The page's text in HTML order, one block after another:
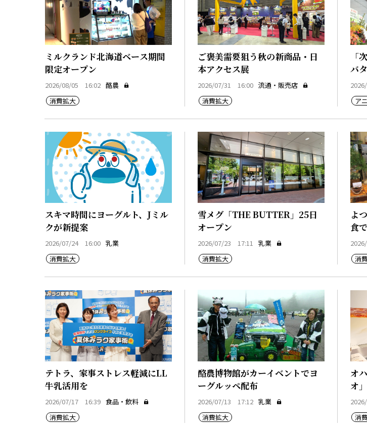
ミルクランド北海道ベース期間
限定オープン
2026/08/05 16:02 酪農
消費拡大
ご褒美需要狙う秋の新商品・日
本アクセス展
2026/07/31 16:00 流通・販売店
消費拡大
「
バ
ア
スキマ時間にヨーグルト、Jミル
クが新提案
2026/07/24 16:00 乳業
消費拡大
雪メグ「THE BUTTER」25日
オープン
2026/07/23 17:11 乳業
消費拡大
よ
食
消
テトラ、家事ストレス軽減にLL
牛乳活用を
2026/07/17 16:39 食品・飲料
消費拡大
酪農博物館がカーイベントでヨ
ーグルッペ配布
2026/07/13 17:12 乳業
消費拡大
オ
オ
消